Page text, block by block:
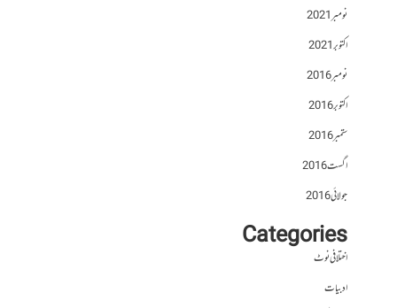
نومبر 2021
اکتوبر 2021
نومبر 2016
اکتوبر 2016
ستمبر 2016
اگست 2016
جولائی 2016
Categories
اختلافی نوٹ
ادبیات